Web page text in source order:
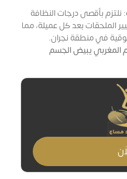
بأقصى درجات النظافة
الملحقات بعد كل عميلة، مما
في منطقة نجران.
يبيض الجسم